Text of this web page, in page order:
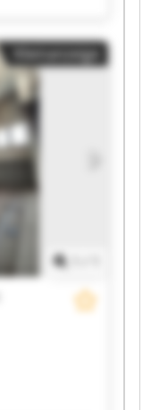
Huckle
Huckle
Huckle
Huckle
Huckle
Kleinanzeige